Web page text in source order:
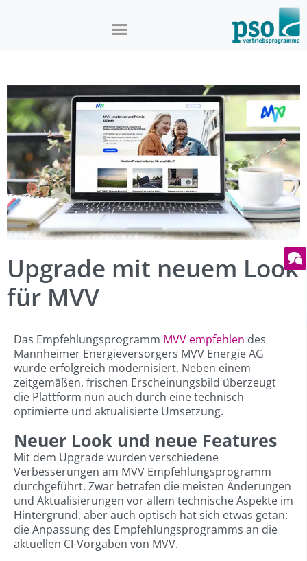
Upgrade mit neuem Look
für MVV
Das Empfehlungsprogramm MVV empfehlen des
Mannheimer Energieversorgers MVV Energie AG
wurde erfolgreich modernisiert. Neben einem
zeitgemäßen, frischen Erscheinungsbild überzeugt
die Plattform nun auch durch eine technisch
optimierte und aktualisierte Umsetzung.
Neuer Look und neue Features
Mit dem Upgrade wurden verschiedene
Verbesserungen am MVV Empfehlungsprogramm
durchgeführt. Zwar betrafen die meisten Änderungen
und Aktualisierungen vor allem technische Aspekte im
Hintergrund, aber auch optisch hat sich etwas getan:
die Anpassung des Empfehlungsprogramms an die
aktuellen CI-Vorgaben von MVV.